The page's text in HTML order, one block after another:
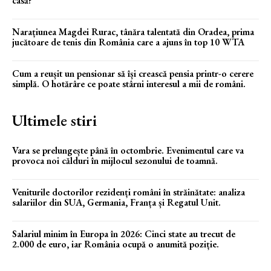
Narațiunea Magdei Rurac, tânăra talentată din Oradea, prima
jucătoare de tenis din România care a ajuns în top 10 WTA
Cum a reușit un pensionar să își crească pensia printr-o cerere
simplă. O hotărâre ce poate stârni interesul a mii de români.
Ultimele stiri
Vara se prelungește până în octombrie. Evenimentul care va
provoca noi călduri în mijlocul sezonului de toamnă.
Veniturile doctorilor rezidenți români în străinătate: analiza
salariilor din SUA, Germania, Franța și Regatul Unit.
Salariul minim în Europa în 2026: Cinci state au trecut de
2.000 de euro, iar România ocupă o anumită poziție.